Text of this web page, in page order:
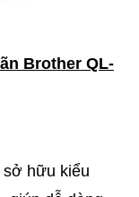
Brother QL-
sở hữu kiểu